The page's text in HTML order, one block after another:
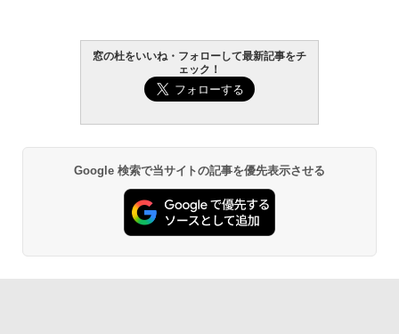
窓の杜をいいね・フォローして最新記事をチ
ェック！
Google 検索で当サイトの記事を優先表示させる